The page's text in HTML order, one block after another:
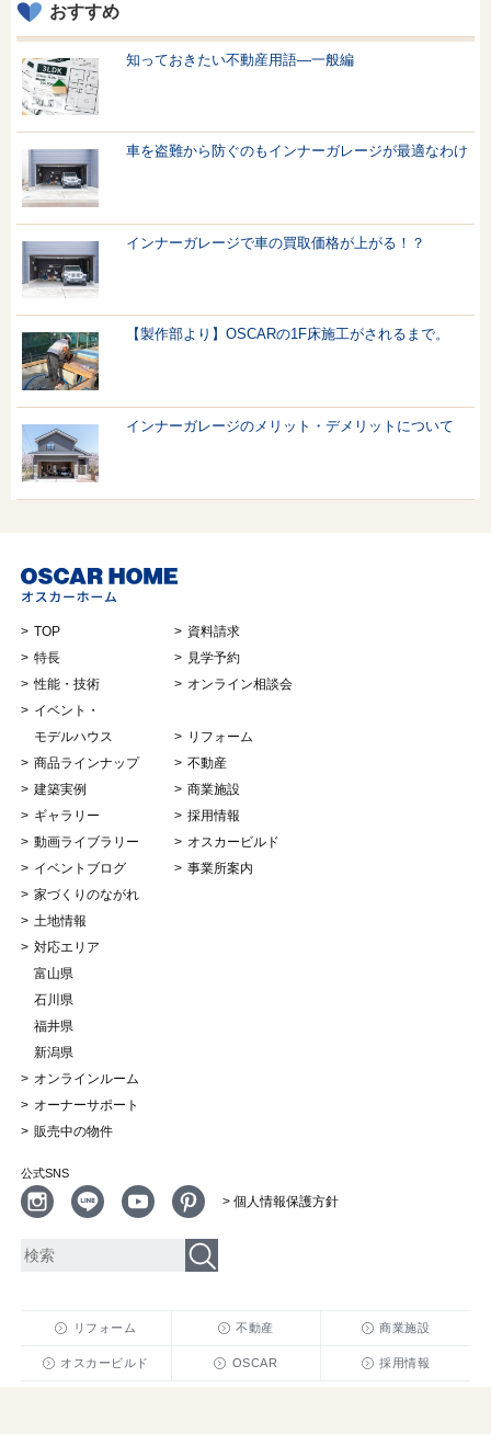
おすすめ
知っておきたい不動産用語—一般編
車を盗難から防ぐのもインナーガレージが最適なわけ
インナーガレージで車の買取価格が上がる！？
【製作部より】OSCARの1F床施工がされるまで。
インナーガレージのメリット・デメリットについて
TOP
特長
性能・技術
イベント・
モデルハウス
商品ラインナップ
建築実例
ギャラリー
動画ライブラリー
イベントブログ
家づくりのながれ
土地情報
対応エリア
富山県
石川県
福井県
新潟県
オンラインルーム
オーナーサポート
販売中の物件
資料請求
見学予約
オンライン相談会
リフォーム
不動産
商業施設
採用情報
オスカービルド
事業所案内
公式SNS
> 個人情報保護方針
リフォーム 不動産 商業施設
オスカービルド OSCAR 採用情報